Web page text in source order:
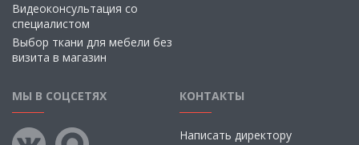
Видеоконсультация со
специалистом
Выбор ткани для мебели без
визита в магазин
МЫ В СОЦСЕТЯХ КОНТАКТЫ
Написать директору